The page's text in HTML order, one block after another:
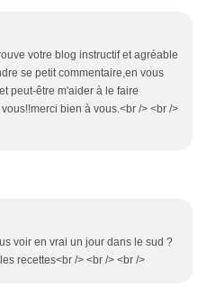
votre blog instructif et agréable
se petit commentaire,en vous
peut-être m'aider à le faire
bien à vous.<br /> <br />
voir en vrai un jour dans le sud ?
recettes<br /> <br /> <br />